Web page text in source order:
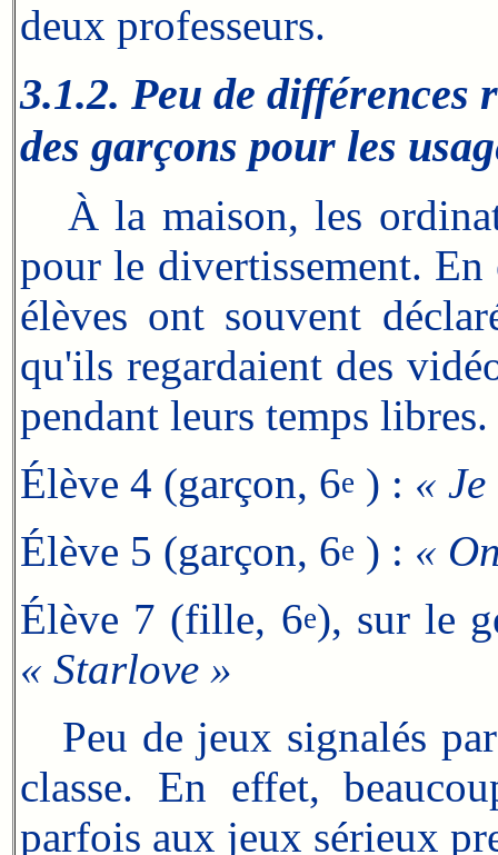
deux professeurs.
3.1.2. Peu de différences
des garçons pour les
À la maison, les
pour le divertissement.
élèves ont souvent
qu'ils regardaient des
pendant leurs temps libres.
Élève 4 (garçon, 6e ) : «
Élève 5 (garçon, 6e ) : «
Élève 7 (fille, 6e), sur le
« Starlove »
Peu de jeux signalés
classe. En effet,
parfois aux jeux sérieux